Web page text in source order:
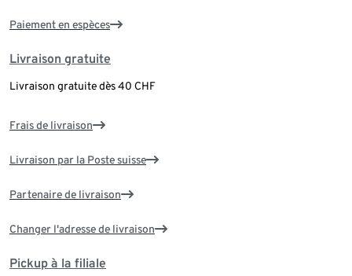
Paiement en espèces
Livraison gratuite
Livraison gratuite dès 40 CHF
Frais de livraison
Livraison par la Poste suisse
Partenaire de livraison
Changer l'adresse de livraison
Pickup à la filiale